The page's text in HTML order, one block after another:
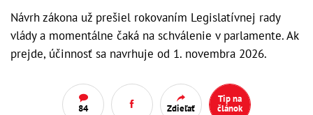
Návrh zákona už prešiel rokovaním Legislatívnej rady
vlády a momentálne čaká na schválenie v parlamente. Ak
prejde, účinnosť sa navrhuje od 1. novembra 2026.
84 Zdieľať
Tip na
článok